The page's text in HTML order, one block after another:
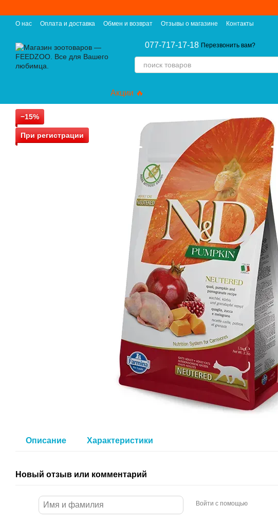
О нас Оплата и доставка Обмен и возврат Отзывы о магазине Контакты
077-717-17-18 Перезвонить вам?
Акции 🔥
−15%
При регистрации
Описание Характеристики
Новый отзыв или комментарий
Войти с помощью